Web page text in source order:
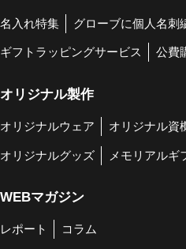
名入れ特集 グローブに個人名刺
ギフトラッピングサービス 公費
オリジナル製作
オリジナルウェア オリジナル資
オリジナルグッズ メモリアルギ
WEBマガジン
レポート コラム